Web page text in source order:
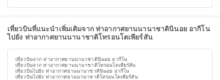
เที่ยวบินที่แนะนำเพิ่มเติมจาก ท่าอากาศยานนานาชาตินินอย อากีโน
ไปยัง ท่าอากาศยานนานาชาติโทรอนโตเพียร์สัน
เที่ยวบินจาก ท่าอากาศยานนานาชาตินินอย อากีโน
เที่ยวบินจาก ท่าอากาศยานนานาชาติโทรอนโตเพียร์สัน
เที่ยวบินไปยัง ท่าอากาศยานนานาชาตินินอย อากีโน
เที่ยวบินไปยัง ท่าอากาศยานนานาชาติโทรอนโตเพียร์สัน